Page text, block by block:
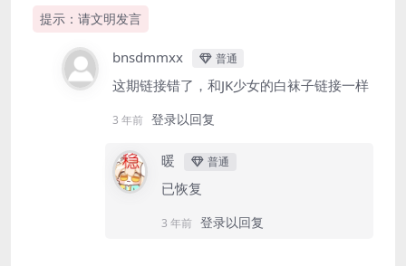
提示：请文明发言
bnsdmmxx 普通
这期链接错了，和JK少女的白袜子链接一样
3 年前 登录以回复
暖 普通
已恢复
3 年前 登录以回复